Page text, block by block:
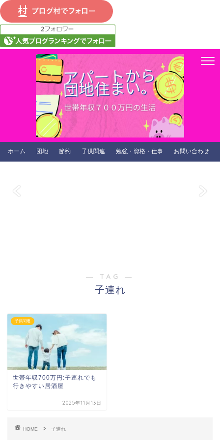
ホーム 団地 節約 子供関連 勉強・資格・仕事 お問い合わせ
― TAG ―
子連れ
子供関連
世帯年収700万円:子連れでも
行きやすい居酒屋
2025年11月13日
HOME 子連れ